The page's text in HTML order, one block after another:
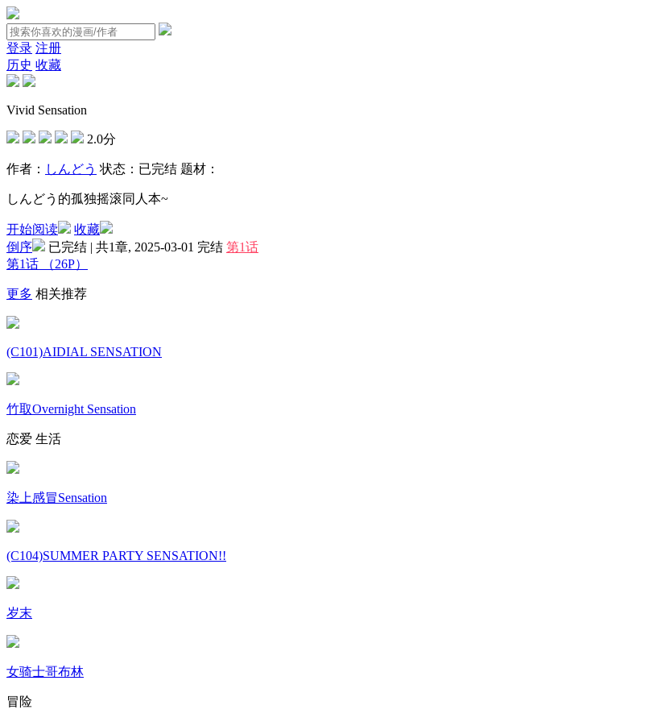
登录 注册
历史 收藏
Vivid Sensation
2.0分
作者： しんどう 状态： 已完结 题材：
しんどう的孤独摇滚同人本~
开始阅读
收藏
倒序
已完结 | 共1章, 2025-03-01 完结 第1话
第1话
（26P）
更多 相关推荐
(C101)AIDIAL SENSATION
竹取Overnight Sensation
恋爱 生活
染上感冒Sensation
(C104)SUMMER PARTY SENSATION!!
岁末
女骑士哥布林
冒险